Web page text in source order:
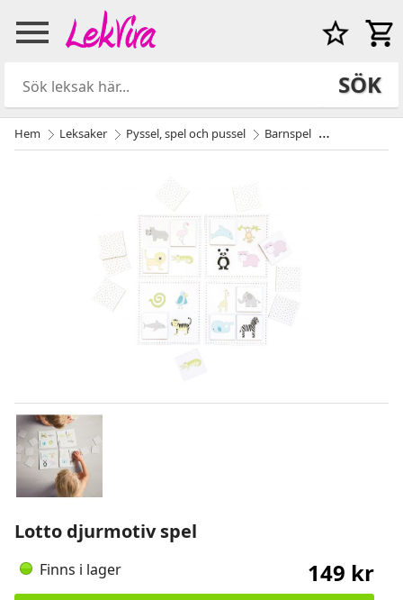
SÖK
Hem Leksaker Pyssel, spel och pussel Barnspel
Lotto djurmotiv spel
Finns i lager 149 kr